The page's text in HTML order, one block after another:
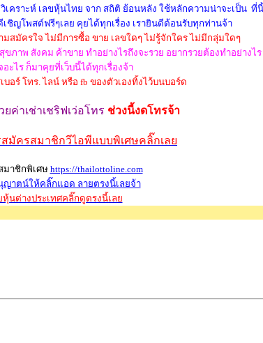
ราะห์ เลขหุ้นไทย จาก สถิติ ย้อนหลัง ใช้หลักความน่าจะเป็น ที่
ญโพสต์ฟรีๆเลย คุยได้ทุกเรื่อง เรายินดีต้อนรับทุกท่านจ้า
สมัครใจ ไม่มีการซื้อ ขาย เลขใดๆ ไม่รู้จักใคร ไม่มีกลุ่มใดๆ
ภาพ สังคม ค้าขาย ทำอย่างไรถึงจะรวย อยากรวยต้องทำอย่าง
ะไร ก็มาคุยที่เว็บนี้ได้ทุกเรื่องจ้า
อร์ โทร. ไลน์ หรือ fb ของตัวเองทิ้งไว้บนบอร์ด
ยค่าเช่าเชริฟเว่อโทร ช่วงนี้งดโทรจ้า
มัครสมาชิกวีไอพีแบบพิเศษคลิ๊กเลย
มาชิกพิเศษ https://thailottoline.com
ญาตน์ให้คลิ๊กแอด ลายตรงนี้เลยจ้า
นต่างประเทศคลิ๊กดูตรงนี้เลย